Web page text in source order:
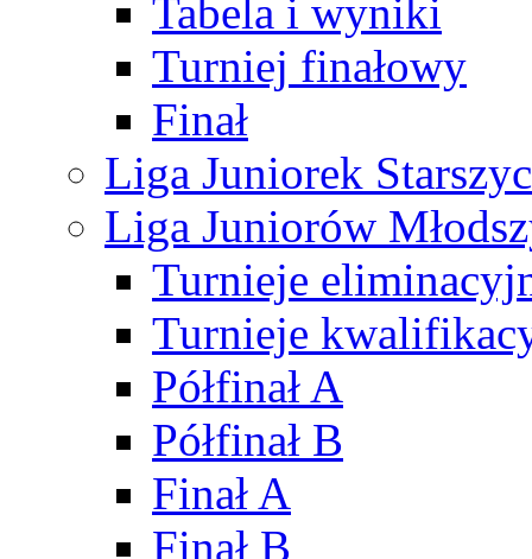
Tabela i wyniki
Turniej finałowy
Finał
Liga Juniorek
Liga Juniorów
Turnieje
Turnieje
Półfinał A
Półfinał B
Finał A
Finał B